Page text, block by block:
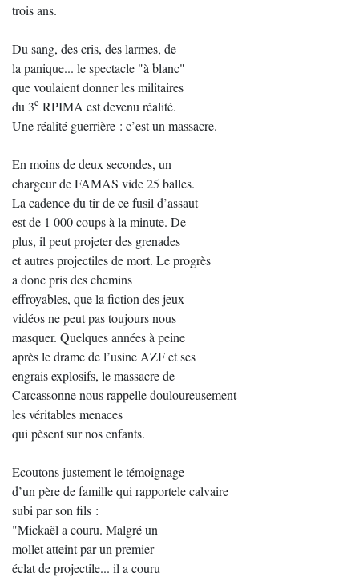
trois ans.
Du sang, des cris, des larmes, de
la panique... le spectacle "à blanc"
que voulaient donner les militaires
du 3e RPIMA est devenu réalité.
Une réalité guerrière : c’est un massacre.
En moins de deux secondes, un
chargeur de FAMAS vide 25 balles.
La cadence du tir de ce fusil d’assaut
est de 1 000 coups à la minute. De
plus, il peut projeter des grenades
et autres projectiles de mort. Le progrès
a donc pris des chemins
effroyables, que la fiction des jeux
vidéos ne peut pas toujours nous
masquer. Quelques années à peine
après le drame de l’usine AZF et ses
engrais explosifs, le massacre de
Carcassonne nous rappelle douloureusement
les véritables menaces
qui pèsent sur nos enfants.
Ecoutons justement le témoignage
d’un père de famille qui rapportele calvaire
subi par son fils :
"Mickaël a couru. Malgré un
mollet atteint par un premier
éclat de projectile... il a couru